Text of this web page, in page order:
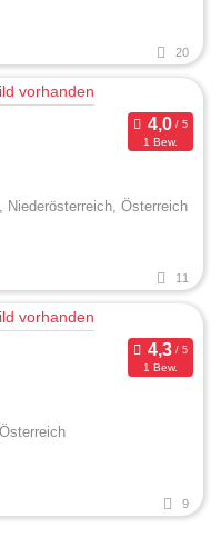
20
1 Bew.
Niederösterreich, Österreich
11
1 Bew.
9